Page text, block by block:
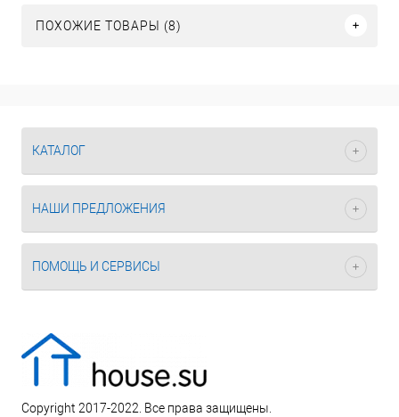
ПОХОЖИЕ ТОВАРЫ (8)
КАТАЛОГ
НАШИ ПРЕДЛОЖЕНИЯ
ПОМОЩЬ И СЕРВИСЫ
Copyright 2017-2022. Все права защищены.